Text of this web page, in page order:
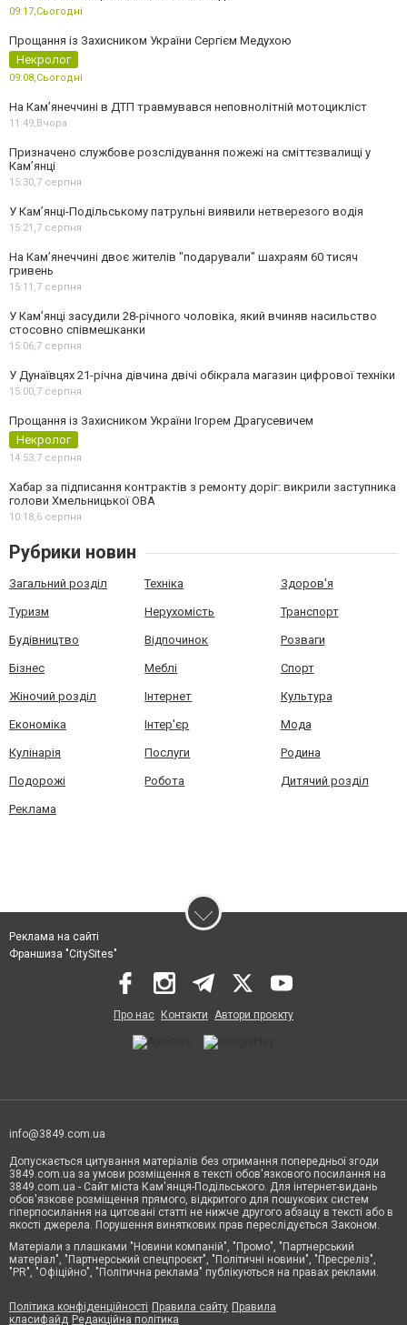
09:17,Сьогодні
Прощання із Захисником України Сергієм Медухою
Некролог
09:08,Сьогодні
На Кам’янеччині в ДТП травмувався неповнолітній мотоцикліст
11:49,Вчора
Призначено службове розслідування пожежі на сміттєзвалищі у
Кам’янці
15:30,7 серпня
У Кам’янці-Подільському патрульні виявили нетверезого водія
15:21,7 серпня
На Камʼянеччині двоє жителів "подарували" шахраям 60 тисяч
гривень
15:11,7 серпня
У Камʼянці засудили 28-річного чоловіка, який вчиняв насильство
стосовно співмешканки
15:06,7 серпня
У Дунаївцях 21-річна дівчина двічі обікрала магазин цифрової техніки
15:00,7 серпня
Прощання із Захисником України Ігорем Драгусевичем
Некролог
14:53,7 серпня
Хабар за підписання контрактів з ремонту доріг: викрили заступника
голови Хмельницької ОВА
10:18,6 серпня
Рубрики новин
Загальний розділ Техніка Здоров'я
Туризм Нерухомість Транспорт
Будівництво Відпочинок Розваги
Бізнес Меблі Спорт
Жіночий розділ Інтернет Культура
Економіка Інтер'єр Мода
Кулінарія Послуги Родина
Подорожі Робота Дитячий розділ
Реклама
Реклама на сайті
Франшиза "CitySites"
Про нас Контакти Автори проєкту
info@3849.com.ua
Допускається цитування матеріалів без отримання попередньої згоди
3849.com.ua за умови розміщення в тексті обов'язкового посилання на
3849.com.ua - Сайт міста Кам'янця-Подільського. Для інтернет-видань
обов'язкове розміщення прямого, відкритого для пошукових систем
гіперпосилання на цитовані статті не нижче другого абзацу в тексті або в
якості джерела. Порушення виняткових прав переслідується Законом.
Матеріали з плашками "Новини компаній", "Промо", "Партнерський
матеріал", "Партнерський спецпроєкт", "Політичні новини", "Пресреліз",
"PR", "Офіційно", "Політична реклама" публікуються на правах реклами.
Політика конфіденційності Правила сайту Правила
класифайд Редакційна політика